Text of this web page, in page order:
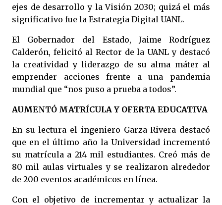
ejes de desarrollo y la Visión 2030; quizá el más
significativo fue la Estrategia Digital UANL.
El Gobernador del Estado, Jaime Rodríguez
Calderón, felicitó al Rector de la UANL y destacó
la creatividad y liderazgo de su alma máter al
emprender acciones frente a una pandemia
mundial que “nos puso a prueba a todos”.
AUMENTÓ MATRÍCULA Y OFERTA EDUCATIVA
En su lectura el ingeniero Garza Rivera destacó
que en el último año la Universidad incrementó
su matrícula a 214 mil estudiantes. Creó más de
80 mil aulas virtuales y se realizaron alrededor
de 200 eventos académicos en línea.
Con el objetivo de incrementar y actualizar la